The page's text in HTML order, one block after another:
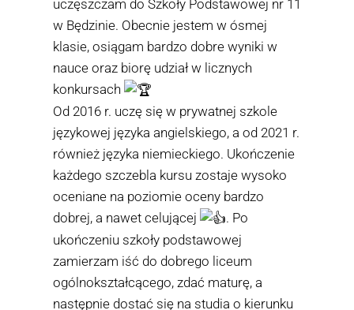
uczęszczam do Szkoły Podstawowej nr 11
w Będzinie. Obecnie jestem w ósmej
klasie, osiągam bardzo dobre wyniki w
nauce oraz biorę udział w licznych
konkursach
Od 2016 r. uczę się w prywatnej szkole
językowej języka angielskiego, a od 2021 r.
również języka niemieckiego. Ukończenie
każdego szczebla kursu zostaje wysoko
oceniane na poziomie oceny bardzo
dobrej, a nawet celującej
. Po
ukończeniu szkoły podstawowej
zamierzam iść do dobrego liceum
ogólnokształcącego, zdać maturę, a
następnie dostać się na studia o kierunku